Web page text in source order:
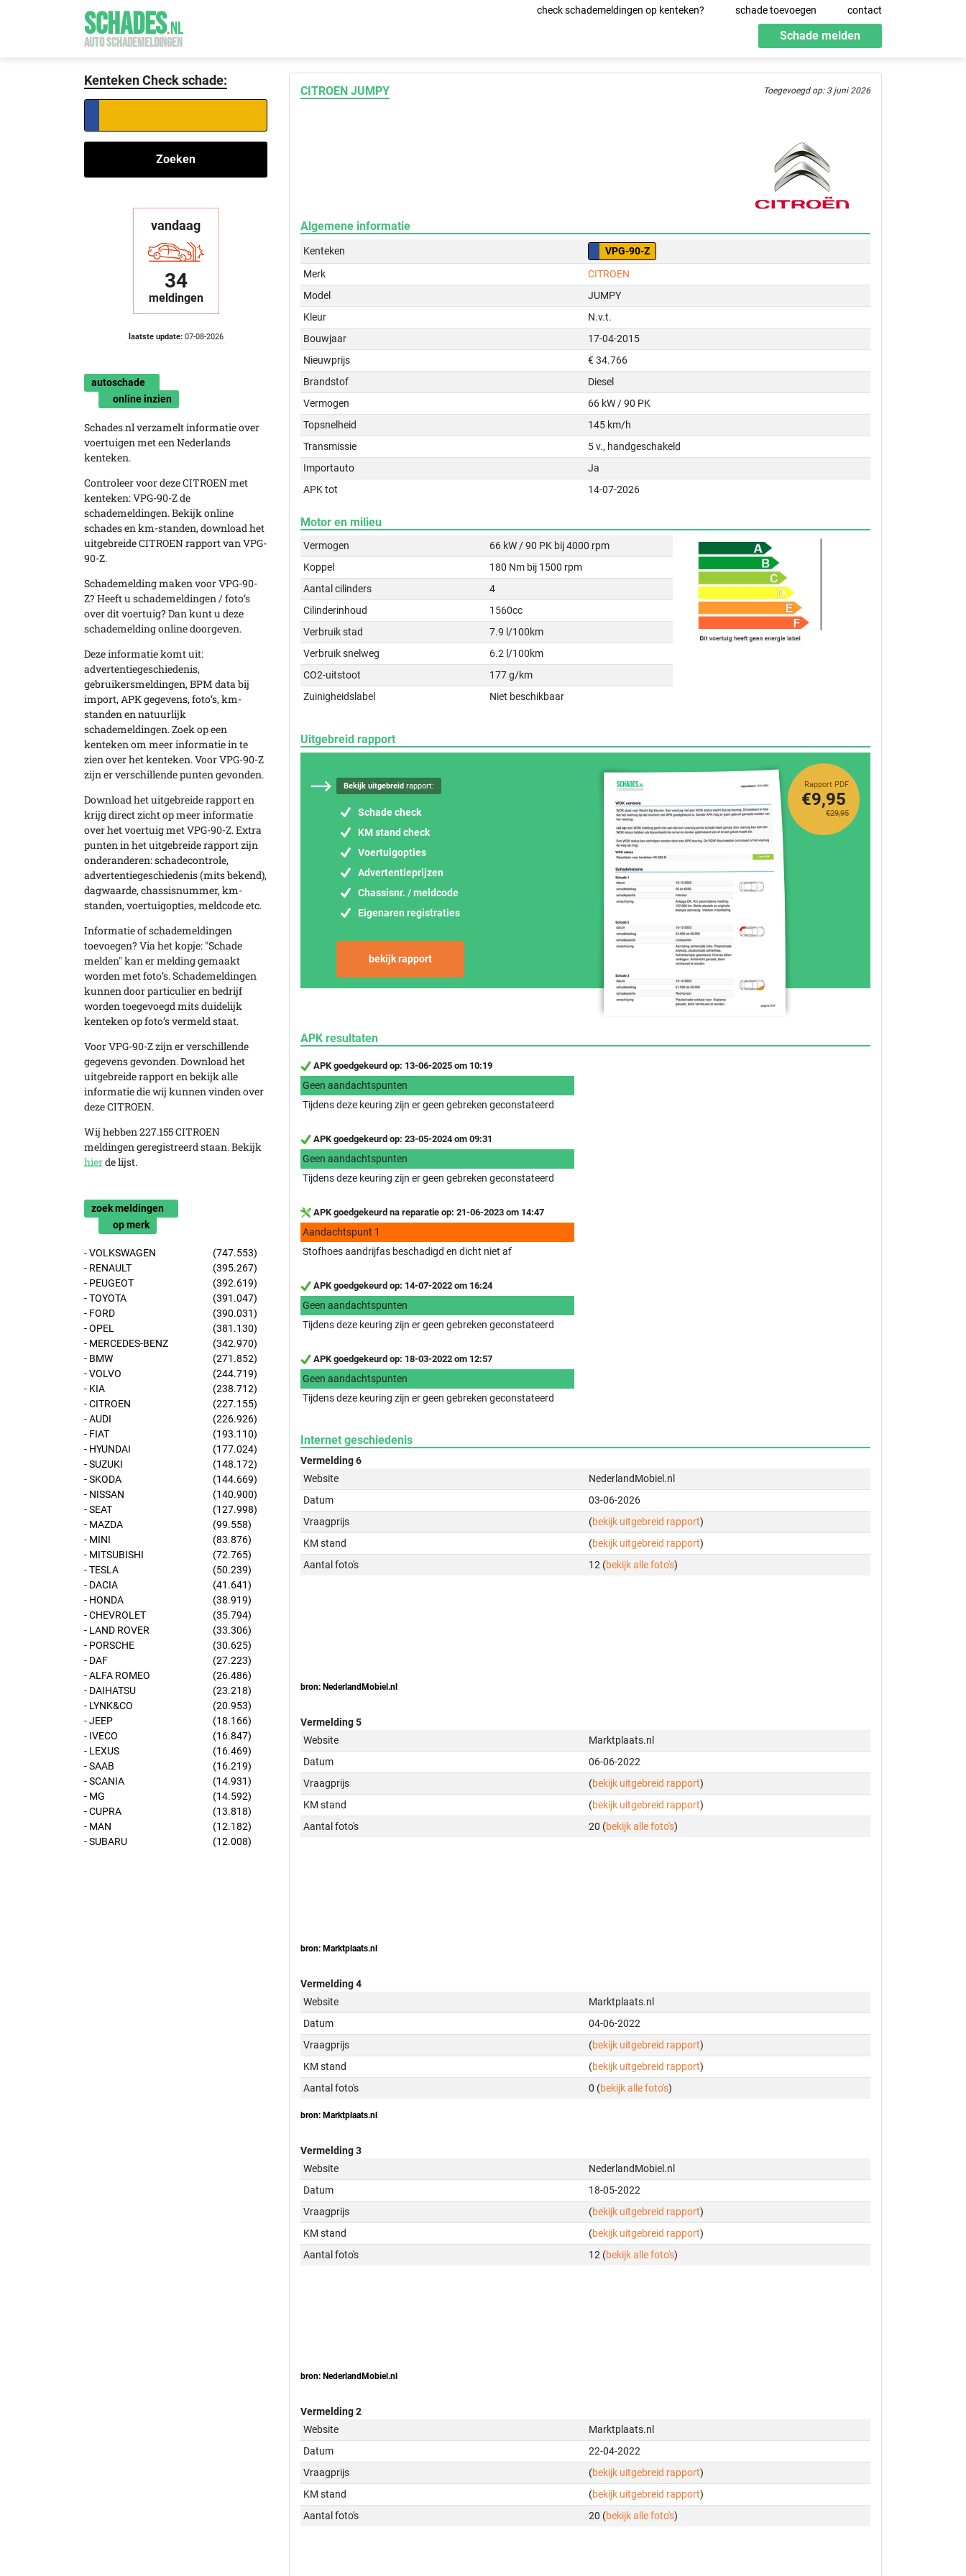
SCHADES.NL
AUTO SCHADEMELDINGEN
check schademeldingen op kenteken? schade toevoegen contact
Schade melden
Kenteken Check schade:
Zoeken
vandaag
34
meldingen
laatste update:07-08-2026
autoschade
online inzien
Schades.nl verzamelt informatie over
voertuigen met een Nederlands
kenteken.
Controleer voor deze CITROEN met
kenteken: VPG-90-Z de
schademeldingen. Bekijk online
schades en km-standen, download het
uitgebreide CITROEN rapport van VPG-
90-Z.
Schademelding maken voor VPG-90-
Z? Heeft u schademeldingen / foto’s
over dit voertuig? Dan kunt u deze
schademelding online doorgeven.
Deze informatie komt uit:
advertentiegeschiedenis,
gebruikersmeldingen, BPM data bij
import, APK gegevens, foto’s, km-
standen en natuurlijk
schademeldingen. Zoek op een
kenteken om meer informatie in te
zien over het kenteken. Voor VPG-90-Z
zijn er verschillende punten gevonden.
Download het uitgebreide rapport en
krijg direct zicht op meer informatie
over het voertuig met VPG-90-Z. Extra
punten in het uitgebreide rapport zijn
onderanderen: schadecontrole,
advertentiegeschiedenis (mits bekend),
dagwaarde, chassisnummer, km-
standen, voertuigopties, meldcode etc.
Informatie of schademeldingen
toevoegen? Via het kopje: "Schade
melden" kan er melding gemaakt
worden met foto’s. Schademeldingen
kunnen door particulier en bedrijf
worden toegevoegd mits duidelijk
kenteken op foto’s vermeld staat.
Voor VPG-90-Z zijn er verschillende
gegevens gevonden. Download het
uitgebreide rapport en bekijk alle
informatie die wij kunnen vinden over
deze CITROEN.
Wij hebben 227.155 CITROEN
meldingen geregistreerd staan. Bekijk
hierde lijst.
zoek meldingen
op merk
- VOLKSWAGEN
(747.553)
- RENAULT
(395.267)
- PEUGEOT
(392.619)
- TOYOTA
(391.047)
- FORD
(390.031)
- OPEL
(381.130)
- MERCEDES-BENZ
(342.970)
- BMW
(271.852)
- VOLVO
(244.719)
- KIA
(238.712)
- CITROEN
(227.155)
- AUDI
(226.926)
- FIAT
(193.110)
- HYUNDAI
(177.024)
- SUZUKI
(148.172)
- SKODA
(144.669)
- NISSAN
(140.900)
- SEAT
(127.998)
- MAZDA
(99.558)
- MINI
(83.876)
- MITSUBISHI
(72.765)
- TESLA
(50.239)
- DACIA
(41.641)
- HONDA
(38.919)
- CHEVROLET
(35.794)
- LAND ROVER
(33.306)
- PORSCHE
(30.625)
- DAF
(27.223)
- ALFA ROMEO
(26.486)
- DAIHATSU
(23.218)
- LYNK&CO
(20.953)
- JEEP
(18.166)
- IVECO
(16.847)
- LEXUS
(16.469)
- SAAB
(16.219)
- SCANIA
(14.931)
- MG
(14.592)
- CUPRA
(13.818)
- MAN
(12.182)
- SUBARU
(12.008)
CITROEN JUMPY Toegevoegd op: 3 juni 2026
Algemene informatie
Kenteken
VPG-90-Z
Merk
CITROEN
Model
JUMPY
Kleur
N.v.t.
Bouwjaar
17-04-2015
Nieuwprijs
€ 34.766
Brandstof
Diesel
Vermogen
66 kW / 90 PK
Topsnelheid
145 km/h
Transmissie
5 v., handgeschakeld
Importauto
Ja
APK tot
14-07-2026
Motor en milieu
Vermogen
66 kW / 90 PK bij 4000 rpm
Koppel
180 Nm bij 1500 rpm
Aantal cilinders
4
Cilinderinhoud
1560cc
Verbruik stad
7.9 l/100km
Verbruik snelweg
6.2 l/100km
CO2-uitstoot
177 g/km
Zuinigheidslabel
Niet beschikbaar
Uitgebreid rapport
Bekijk uitgebreid rapport:
Schade check
KM stand check
Voertuigopties
Advertentieprijzen
Chassisnr. / meldcode
Eigenaren registraties
bekijk rapport
Rapport PDF
€29,95
€9,95
APK resultaten
APK goedgekeurd op: 13-06-2025 om 10:19
Geen aandachtspunten
Tijdens deze keuring zijn er geen gebreken geconstateerd
APK goedgekeurd op: 23-05-2024 om 09:31
Geen aandachtspunten
Tijdens deze keuring zijn er geen gebreken geconstateerd
APK goedgekeurd na reparatie op: 21-06-2023 om 14:47
Aandachtspunt 1
Stofhoes aandrijfas beschadigd en dicht niet af
APK goedgekeurd op: 14-07-2022 om 16:24
Geen aandachtspunten
Tijdens deze keuring zijn er geen gebreken geconstateerd
APK goedgekeurd op: 18-03-2022 om 12:57
Geen aandachtspunten
Tijdens deze keuring zijn er geen gebreken geconstateerd
Internet geschiedenis
Vermelding 6
Website
NederlandMobiel.nl
Datum
03-06-2026
Vraagprijs
(bekijk uitgebreid rapport)
KM stand
(bekijk uitgebreid rapport)
Aantal foto's
12 (bekijk alle foto's)
bron: NederlandMobiel.nl
Vermelding 5
Website
Marktplaats.nl
Datum
06-06-2022
Vraagprijs
(bekijk uitgebreid rapport)
KM stand
(bekijk uitgebreid rapport)
Aantal foto's
20 (bekijk alle foto's)
bron: Marktplaats.nl
Vermelding 4
Website
Marktplaats.nl
Datum
04-06-2022
Vraagprijs
(bekijk uitgebreid rapport)
KM stand
(bekijk uitgebreid rapport)
Aantal foto's
0 (bekijk alle foto's)
bron: Marktplaats.nl
Vermelding 3
Website
NederlandMobiel.nl
Datum
18-05-2022
Vraagprijs
(bekijk uitgebreid rapport)
KM stand
(bekijk uitgebreid rapport)
Aantal foto's
12 (bekijk alle foto's)
bron: NederlandMobiel.nl
Vermelding 2
Website
Marktplaats.nl
Datum
22-04-2022
Vraagprijs
(bekijk uitgebreid rapport)
KM stand
(bekijk uitgebreid rapport)
Aantal foto's
20 (bekijk alle foto's)